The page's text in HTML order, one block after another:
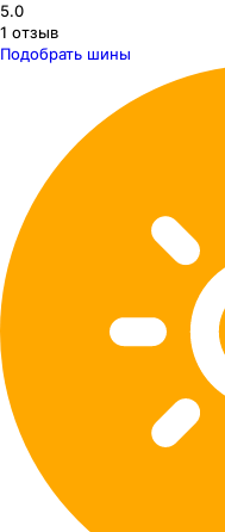
5.0
1 отзыв
Подобрать шины